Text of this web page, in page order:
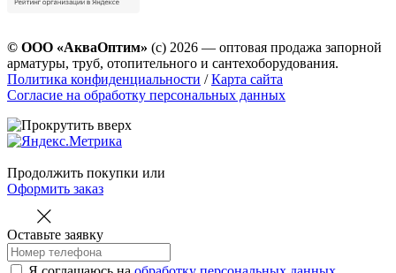
© ООО «АкваОптим» (с) 2026 — оптовая продажа запорной
арматуры, труб, отопительного и сантехоборудования.
Политика конфиденциальности /Карта сайта
Согласие на обработку персональных данных
Продолжить покупки или
Оформить заказ
Оставьте заявку